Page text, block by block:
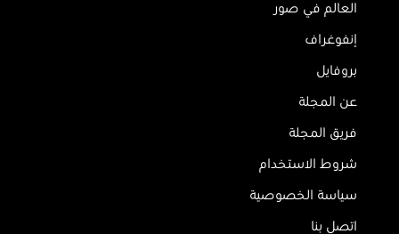
العالم في صور
إنفوغراف
بروفايل
عن المجلة
فريق المجلة
شروط الاستخدام
سياسة الخصوصية
اتصل بنا